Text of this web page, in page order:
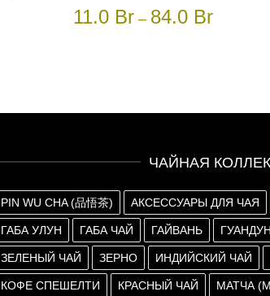
11.0 Br – 84.0 Br
ЧАЙНАЯ
PIN WU CHA (品悟茶) АКСЕССУАРЫ ДЛЯ ЧАЯ
ГАБА УЛУН ГАБА ЧАЙ ГАЙВАНЬ
ЗЕЛЕНЫЙ ЧАЙ ЗЕРНО ИНДИЙСКИЙ ЧАЙ
КОФЕ СПЕШЕЛТИ КРАСНЫЙ ЧАЙ МАТЧА